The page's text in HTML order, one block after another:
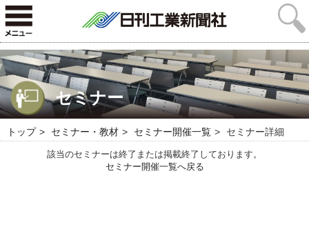
セミナー
トップ セミナー・教材 セミナー開催一覧 セミナー詳細
該当のセミナーは終了または掲載終了しております。
セミナー開催一覧へ戻る